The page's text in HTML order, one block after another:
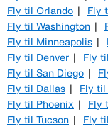
Fly til Orlando Fly
Fly til Washington
Fly til Minneapolis
Fly til Denver
Fly
Fly til San Diego
Fly til Dallas
Fly til
Fly til Phoenix
Fly
Fly til Tucson
Fly